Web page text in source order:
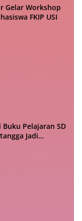
Gelar Workshop
FKIP USI
Pelajaran SD
Jadi